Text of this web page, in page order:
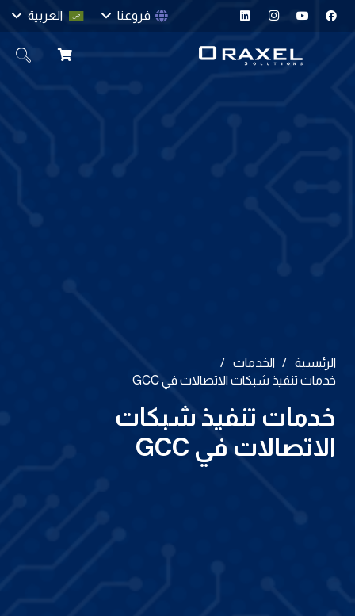
فروعنا العربية
الرئيسية / الخدمات /
خدمات تنفيذ شبكات الاتصالات في GCC
خدمات تنفيذ شبكات
الاتصالات في GCC